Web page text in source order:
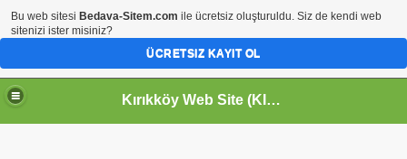
Kırıkköy Web Site (KIRIKKÖY-KİRİKKOY) HOŞGELDİNİZ
Bu web sitesi Bedava-Sitem.com ile ücretsiz oluşturuldu. Siz de kendi web
sitenizi ister misiniz?
ÜCRETSIZ KAYIT OL